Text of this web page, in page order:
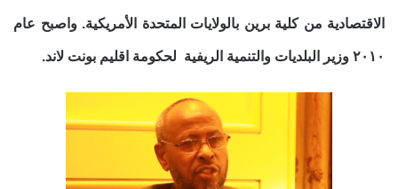
الاقتصادية من كلية برين بالولايات المتحدة الأمريكية. واصبح عام
٢٠١٠ وزير البلديات والتنمية الريفية لحكومة اقليم بونت لاند.